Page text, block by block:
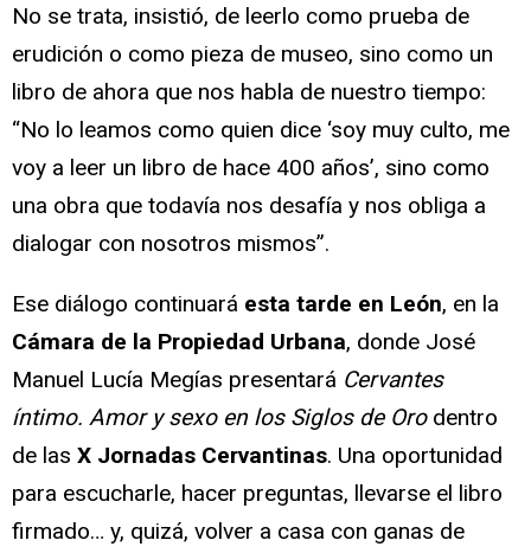
No se trata, insistió, de leerlo como prueba de
erudición o como pieza de museo, sino como un
libro de ahora que nos habla de nuestro tiempo:
“No lo leamos como quien dice ‘soy muy culto, me
voy a leer un libro de hace 400 años’, sino como
una obra que todavía nos desafía y nos obliga a
dialogar con nosotros mismos”.
Ese diálogo continuará esta tarde en León, en la
Cámara de la Propiedad Urbana, donde José
Manuel Lucía Megías presentará Cervantes
íntimo. Amor y sexo en los Siglos de Orodentro
de las X Jornadas Cervantinas. Una oportunidad
para escucharle, hacer preguntas, llevarse el libro
firmado… y, quizá, volver a casa con ganas de